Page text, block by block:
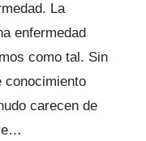
La
enfermedad
como tal. Sin
conocimiento
carecen de